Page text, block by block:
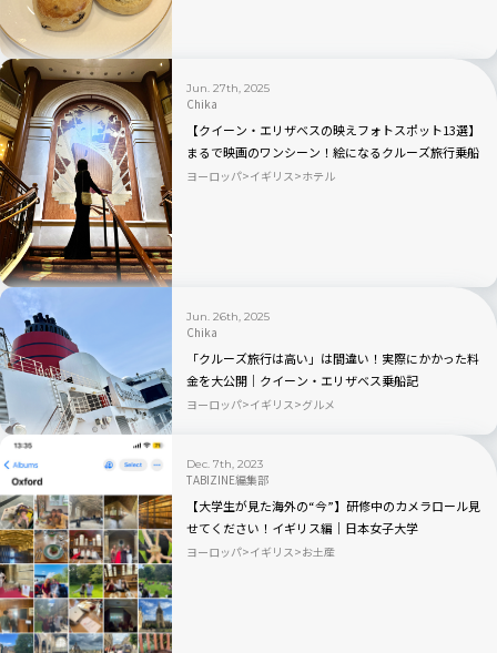
Jun. 27th, 2025
Chika
【クイーン・エリザベスの映えフォトスポット13選】
まるで映画のワンシーン！絵になるクルーズ旅行乗船
記
ヨーロッパ イギリス ホテル
Jun. 26th, 2025
Chika
「クルーズ旅行は高い」は間違い！実際にかかった料
金を大公開｜クイーン・エリザベス乗船記
ヨーロッパ イギリス グルメ
Dec. 7th, 2023
TABIZINE編集部
【大学生が見た海外の“今”】研修中のカメラロール見
せてください！イギリス編｜日本女子大学
×TABIZINE10周年
ヨーロッパ イギリス お土産